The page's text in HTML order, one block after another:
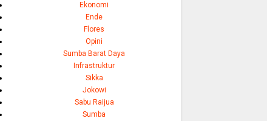
Ekonomi
Ende
Flores
Opini
Sumba Barat Daya
Infrastruktur
Sikka
Jokowi
Sabu Raijua
Sumba